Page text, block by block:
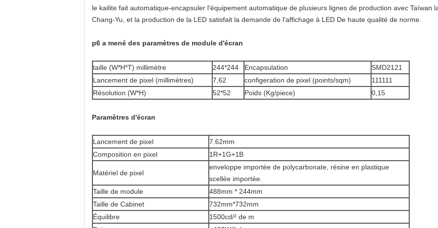
le kailite fait automatique-encapsuler l'équipement automatique de plusieurs lignes de production avec Taïwan
Chang-Yu, et la production de la LED satisfait la demande de l'affichage à LED De haute qualité de norme.
p6 a mené des paramètres de module d'écran
taille (W*H*T) millimètre 244*244 Encapsulation
SMD2121
Lancement de pixel (millimètres)
7,62 configeration de pixel (points/sqm)
111111
Résolution (W*H)
52*52 Poids (Kg/piece) 0,15
Paramètres d'écran
Lancement de pixel
7.62mm
Composition en pixel
1R+1G+1B
Matériel de pixel
enveloppe importée de polycarbonate, résine en plastique
scellée importée.
Taille de module
488mm * 244mm
Taille de Cabinet
732mm*732mm
Équilibre
1500cd/² de m